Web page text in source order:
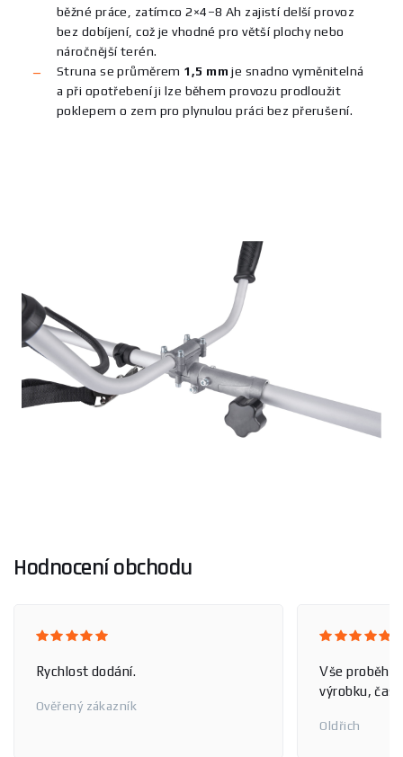
běžné práce, zatímco 2×4–8 Ah zajistí delší provoz
bez dobíjení, což je vhodné pro větší plochy nebo
náročnější terén.
Struna se průměrem 1,5 mm je snadno vyměnitelná
a při opotřebení ji lze během provozu prodloužit
poklepem o zem pro plynulou práci bez přerušení.
Hodnocení obchodu
Rychlost dodání.
Ověřený zákazník
Vše
výrobku, čas
Oldřich